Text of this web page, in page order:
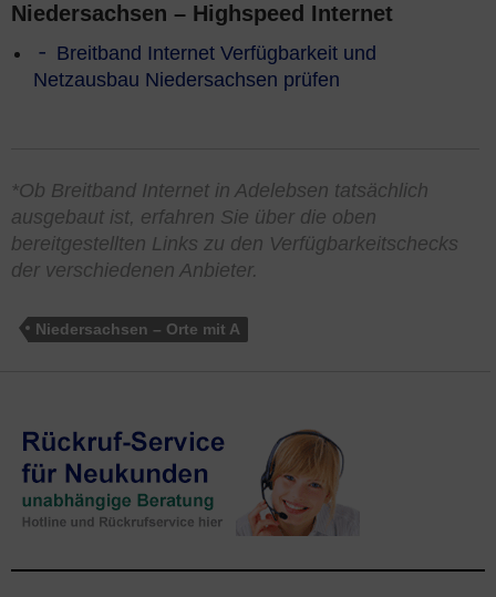
Niedersachsen – Highspeed Internet
Breitband Internet Verfügbarkeit und
Netzausbau Niedersachsen prüfen
*Ob Breitband Internet in Adelebsen tatsächlich
ausgebaut ist, erfahren Sie über die oben
bereitgestellten Links zu den Verfügbarkeitschecks
der verschiedenen Anbieter.
Niedersachsen – Orte mit A